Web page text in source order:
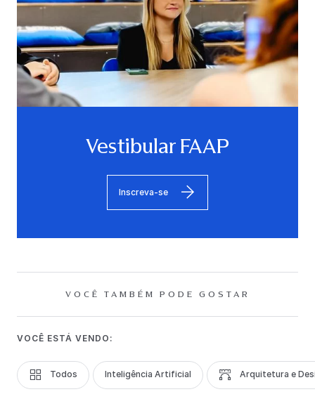
Vestibular FAAP
Inscreva-se
VOCÊ TAMBÉM PODE GOSTAR
VOCÊ ESTÁ VENDO:
Todos Inteligência Artificial Arquitetura e